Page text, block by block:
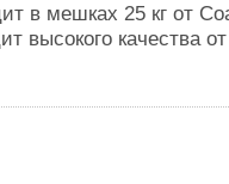
в мешках 25 кг от
высокого качества